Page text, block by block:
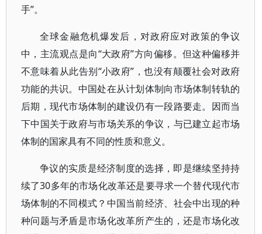
手”。
全球金融危机爆发后，对政府应对政策的争议
中，主流观点是向“大政府”方向偏移。但这种偏移并
不意味着从此告别“小政府”，也没有颠覆社会对政府
功能的共识。中国处在从计划体制向市场体制转轨的
后期，现代市场体制的建设仍有一段路要走。因而当
下中国关于政府与市场关系的争议，与已建立起市场
体制的国家具有不同的性质和意义。
争议的实质是经济制度的选择，即是继续坚持持
续了30多年的市场化改革还是要寻求一个替代现代市
场体制的不同模式？中国当前经济、社会中出现的种
种问题与矛盾是市场化改革所产生的，还是市场化改